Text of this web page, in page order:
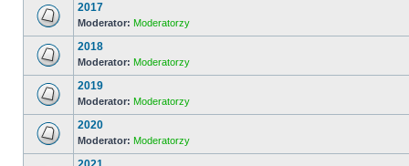
2017
Moderator: Moderatorzy
2018
Moderator: Moderatorzy
2019
Moderator: Moderatorzy
2020
Moderator: Moderatorzy